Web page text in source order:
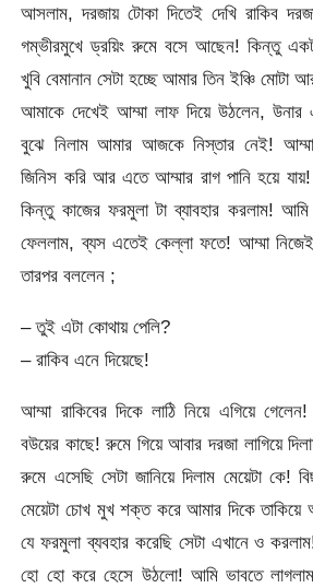
আসলাম, দরজায় টোকা দিতেই দেখি রাকিব
গম্ভীরমুখে ড্রয়িং রুমে বসে আছেন! কিন্তু
খুবি বেমানান সেটা হচ্ছে আমার তিন ইঞ্চি মোটা
আমাকে দেখেই আম্মা লাফ দিয়ে উঠলেন,
বুঝে নিলাম আমার আজকে নিস্তার নেই!
জিনিস করি আর এতে আম্মার রাগ পানি হয়ে
কিন্তু কাজের ফরমুলা টা ব্যাবহার করলাম! আমি
ফেললাম, ব্যস এতেই কেল্লা ফতে! আম্মা
তারপর বললেন ;
– তুই এটা কোথায় পেলি?
– রাকিব এনে দিয়েছে!
আম্মা রাকিবের দিকে লাঠি নিয়ে এগিয়ে
বউয়ের কাছে! রুমে গিয়ে আবার দরজা লাগিয়ে
রুমে এসেছি সেটা জানিয়ে দিলাম মেয়েটা কে!
মেয়েটা চোখ মুখ শক্ত করে আমার দিকে
যে ফরমুলা ব্যবহার করেছি সেটা এখানে ও
হো হো করে হেসে উঠলো! আমি ভাবতে